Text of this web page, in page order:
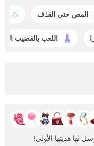
المص حتى القذف
اللعب بالقضيب
لها هديتها الأولى!